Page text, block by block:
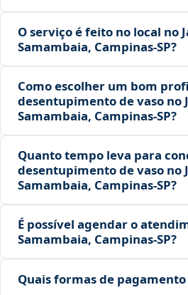
O serviço é feito no local no
Samambaia, Campinas‑SP?
Como escolher um bom
desentupimento de vaso no
Samambaia, Campinas‑SP?
Quanto tempo leva para
desentupimento de vaso no
Samambaia, Campinas‑SP?
É possível agendar o
Samambaia, Campinas‑SP?
Quais formas de pagamento